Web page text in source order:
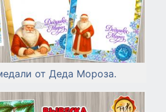
от Деда Мороза.